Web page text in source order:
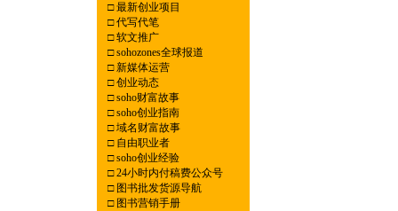
□最新创业项目
□代写代笔
□软文推广
□sohozones全球报道
□新媒体运营
□创业动态
□soho财富故事
□soho创业指南
□域名财富故事
□自由职业者
□soho创业经验
□24小时内付稿费公众号
□图书批发货源导航
□图书营销手册